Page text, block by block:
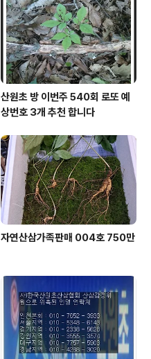
산원초 방 이번주 540회 로또 예
상번호 3개 추천 합니다
자연산삼가족판매 004호 750만